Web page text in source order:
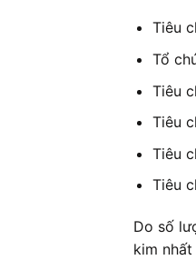
Tiêu
Tổ
Tiêu
Tiêu
Tiêu
Tiêu
Do số
kim